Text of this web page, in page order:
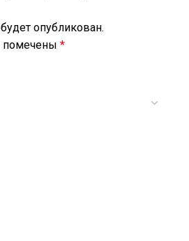
опубликован.
помечены *